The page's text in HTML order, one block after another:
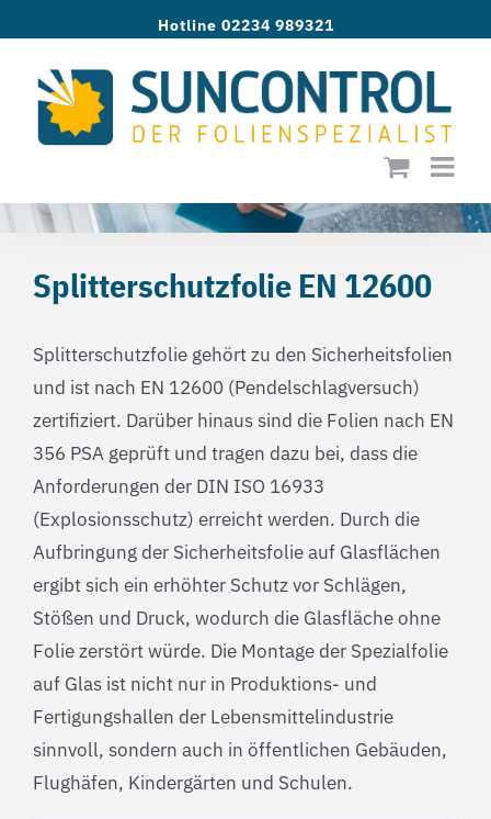
springen
Hotline 02234 989321
Splitterschutzfolie EN 12600
Splitterschutzfolie gehört zu den Sicherheitsfolien
und ist nach EN 12600 (Pendelschlagversuch)
zertifiziert. Darüber hinaus sind die Folien nach EN
356 PSA geprüft und tragen dazu bei, dass die
Anforderungen der DIN ISO 16933
(Explosionsschutz) erreicht werden. Durch die
Aufbringung der Sicherheitsfolie auf Glasflächen
ergibt sich ein erhöhter Schutz vor Schlägen,
Stößen und Druck, wodurch die Glasfläche ohne
Folie zerstört würde. Die Montage der Spezialfolie
auf Glas ist nicht nur in Produktions- und
Fertigungshallen der Lebensmittelindustrie
sinnvoll, sondern auch in öffentlichen Gebäuden,
Flughäfen, Kindergärten und Schulen.